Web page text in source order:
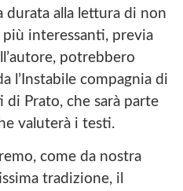
durata alla lettura di non
interessanti, previa
potrebbero
l’Instabile compagnia di
Prato, che sarà parte
valuterà i testi.
come da nostra
tradizione, il